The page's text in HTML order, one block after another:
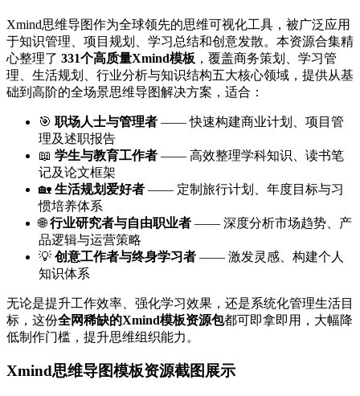
Xmind思维导图作为全球领先的思维可视化工具，被广泛应用
于知识管理、项目规划、学习总结和创意发散。本资源合集精
心整理了 331个高质量Xmind模板 ，覆盖商务策划、学习管
理、生活规划、行业分析与知识结构五大核心领域，提供从基
础到高阶的全场景思维导图解决方案，适合：
🎯 职场人士与管理者 —— 快速构建商业计划、项目管
理及述职报告
📖 学生与教育工作者 —— 高效整理学科知识、读书笔
记及论文框架
🏡 生活规划爱好者 —— 定制旅行计划、年度目标与习
惯培养体系
🌐行业研究者与自由职业者 —— 深度分析市场趋势、产
品逻辑与运营策略
💡 创意工作者与终身学习者 —— 激发灵感、构建个人
知识体系
无论是提升工作效率、强化学习效果，还是系统化管理生活目
标，这份全网稀缺的Xmind模板资源包都可即拿即用，大幅降
低制作门槛，提升思维组织能力。
Xmind思维导图模板资源截图展示